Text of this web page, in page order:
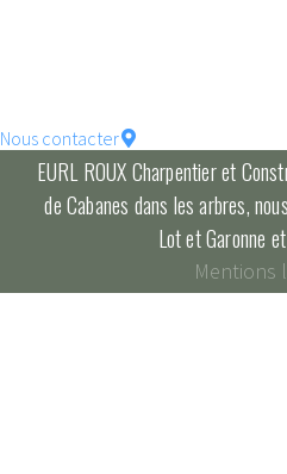
Nous contacter
EURL ROUX Charpentier et
de Cabanes dans les arbres,
Lot et Garonne
Mentions